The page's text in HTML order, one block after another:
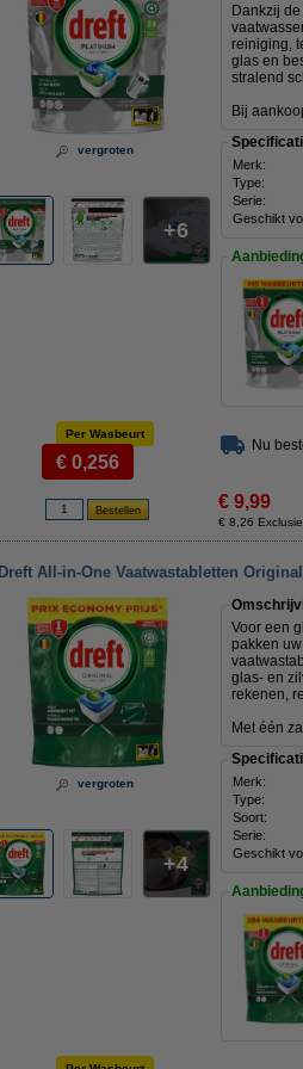
vergroten
6
Dankzij
reiniging,
glas en
stralend
Bij
Merk:
Type:
Serie:
Geschikt
Per Wasbeurt
€ 0,256
Nu
€ 9,99
€ 8,26
Dreft All-in-One Vaatwastabletten
vergroten
4
Voor een
pakken
glas- en
rekenen,
Met één
Merk:
Type:
Soort:
Serie:
Geschikt